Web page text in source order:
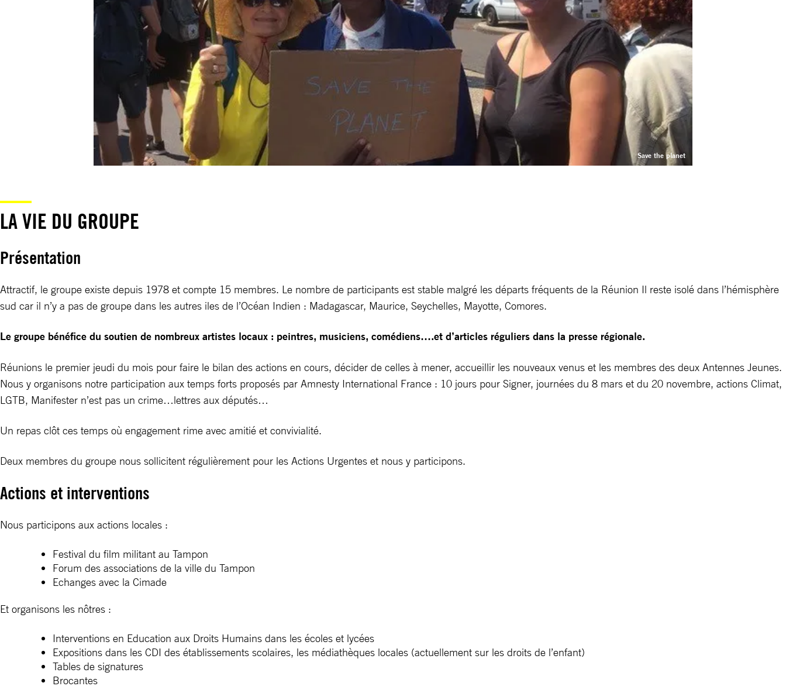
Save the planet
LA VIE DU GROUPE
Présentation
Attractif, le groupe existe depuis 1978 et compte 15 membres. Le nombre de participants est stable malgré les départs fréquents de la Réunion Il reste isolé dans l’hémisphère
sud car il n’y a pas de groupe dans les autres iles de l’Océan Indien : Madagascar, Maurice, Seychelles, Mayotte, Comores.
Le groupe bénéfice du soutien de nombreux artistes locaux : peintres, musiciens, comédiens….et d’articles réguliers dans la presse régionale.
Réunions le premier jeudi du mois pour faire le bilan des actions en cours, décider de celles à mener, accueillir les nouveaux venus et les membres des deux Antennes Jeunes.
Nous y organisons notre participation aux temps forts proposés par Amnesty International France : 10 jours pour Signer, journées du 8 mars et du 20 novembre, actions Climat,
LGTB, Manifester n’est pas un crime…lettres aux députés…
Un repas clôt ces temps où engagement rime avec amitié et convivialité.
Deux membres du groupe nous sollicitent régulièrement pour les Actions Urgentes et nous y participons.
Actions et interventions
Nous participons aux actions locales :
Festival du film militant au Tampon
Forum des associations de la ville du Tampon
Echanges avec la Cimade
Et organisons les nôtres :
Interventions en Education aux Droits Humains dans les écoles et lycées
Expositions dans les CDI des établissements scolaires, les médiathèques locales (actuellement sur les droits de l’enfant)
Tables de signatures
Brocantes